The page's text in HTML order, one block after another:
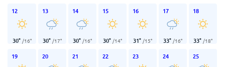
12
30° /16°
13
30° /17°
14
30° /16°
15
30° /14°
16
31° /15°
17
33° /16°
18
33° /18°
19 20 21 22 23 24 25